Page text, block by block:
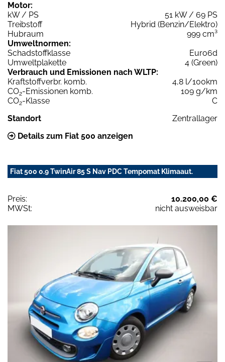
Motor:
kW / PS
51 kW / 69 PS
Treibstoff
Hybrid (Benzin/Elektro)
Hubraum
999 cm³
Umweltnormen:
Schadstoffklasse
Euro6d
Umweltplakette
4 (Green)
Verbrauch und Emissionen nach WLTP:
Kraftstoffverbr. komb.
4,8 l/100km
CO2-Emissionen komb.
109 g/km
CO2-Klasse
C
Standort
Zentrallager
Details zum Fiat 500 anzeigen
Fiat 500 0.9 TwinAir 85 S Nav PDC Tempomat Klimaaut.
Preis:
10.200,00 €
MWSt:
nicht ausweisbar